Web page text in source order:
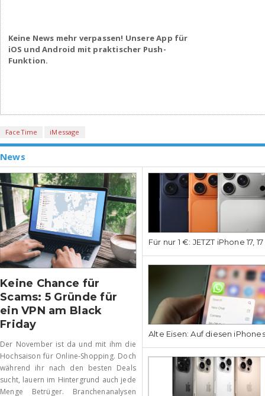
Keine News mehr verpassen! Unsere App für
iOS und Android mit praktischer Push-
Funktion.
FaceTime iMessage
News
Keine Chance für
Scams: 5 Gründe für
ein VPN am Black
Friday
Der November ist da und mit ihm die
Hochsaison für Online-Shopping. Doch
während ihr nach den besten Deals
sucht, lauern im Hintergrund auch jede
Menge Betrüger. Branchenanalysen
Für nur 1 €: JETZT iPhone 17,
Alte Eisen: Auf diesen